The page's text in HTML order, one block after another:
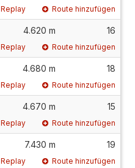
Replay Route hinzufügen
4.620 m 16
Replay Route hinzufügen
4.680 m 18
Replay Route hinzufügen
4.670 m 15
Replay Route hinzufügen
7.430 m 19
Replay Route hinzufügen